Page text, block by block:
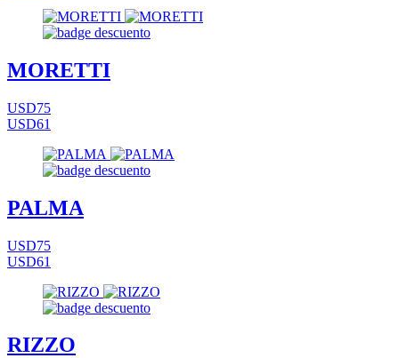
MORETTI
USD75
USD61
PALMA
USD75
USD61
RIZZO